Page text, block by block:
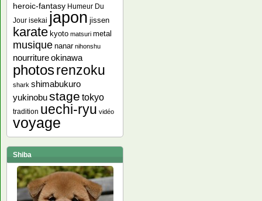
heroic-fantasy Humeur Du
Jour isekai japon jissen
karate kyoto matsuri metal
musique nanar nihonshu
nourritureokinawa
photosrenzoku
shark shimabukuro
yukinobustage tokyo
tradition uechi-ryu vidéo
voyage
Shiba